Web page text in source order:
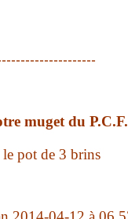
muget du P.C.F.
le pot de 3 brins